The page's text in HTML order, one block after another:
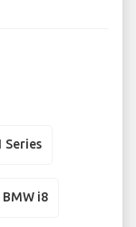
Series
BMW i8